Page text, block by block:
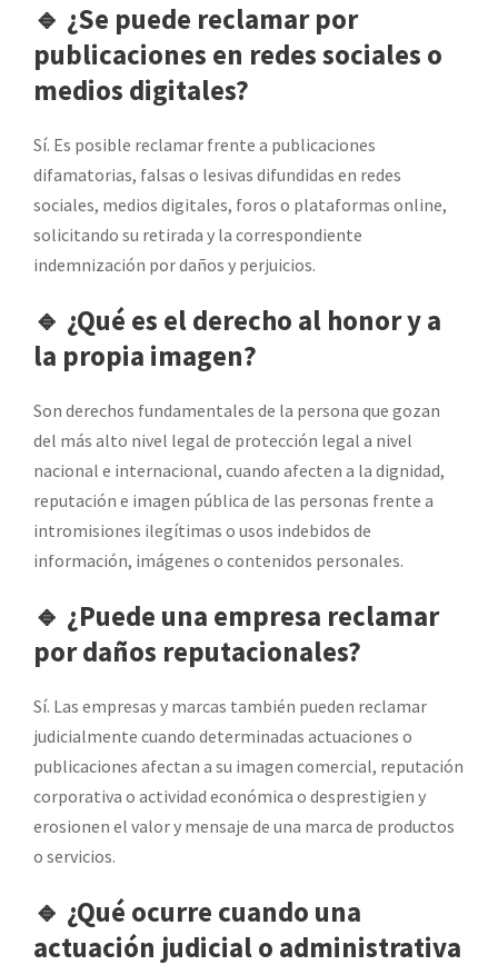
🔹 ¿Se puede reclamar por
publicaciones en redes sociales o
medios digitales?
Sí. Es posible reclamar frente a publicaciones
difamatorias, falsas o lesivas difundidas en redes
sociales, medios digitales, foros o plataformas online,
solicitando su retirada y la correspondiente
indemnización por daños y perjuicios.
🔹 ¿Qué es el derecho al honor y a
la propia imagen?
Son derechos fundamentales de la persona que gozan
del más alto nivel legal de protección legal a nivel
nacional e internacional, cuando afecten a la dignidad,
reputación e imagen pública de las personas frente a
intromisiones ilegítimas o usos indebidos de
información, imágenes o contenidos personales.
🔹 ¿Puede una empresa reclamar
por daños reputacionales?
Sí. Las empresas y marcas también pueden reclamar
judicialmente cuando determinadas actuaciones o
publicaciones afectan a su imagen comercial, reputación
corporativa o actividad económica o desprestigien y
erosionen el valor y mensaje de una marca de productos
o servicios.
🔹 ¿Qué ocurre cuando una
actuación judicial o administrativa